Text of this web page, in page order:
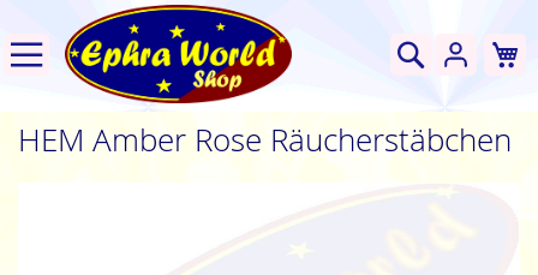
Suche
HEM Amber Rose Räucherstäbchen